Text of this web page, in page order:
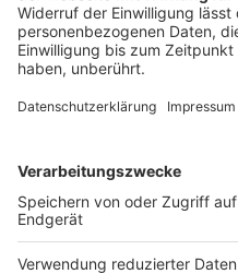
Mehr
powered by
OneRepublic erfreut in
Longplayer seine Fans.
Studioalbum der
Eine der Lead-Singles: